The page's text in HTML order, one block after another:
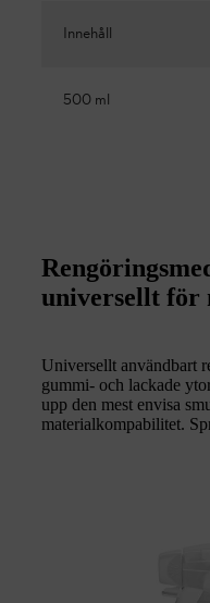
Innehåll
500 ml
universellt för
Universellt användbart
gummi- och lackade
upp den mest envisa
materialkompabilitet.